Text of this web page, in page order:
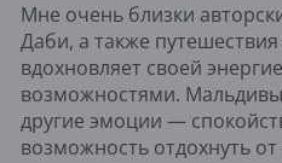
Мне очень близки
Даби, а также
вдохновляет своей
возможностями.
другие эмоции —
возможность отдохнуть